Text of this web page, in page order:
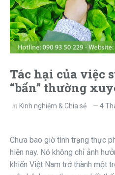
Tác hại của việc
“bẩn” thường
in Kinh nghiệm & Chia sẻ 4
Chưa bao giờ tình trạng thực
hiện nay. Nó không chỉ ảnh
khiến Việt Nam trở thành một